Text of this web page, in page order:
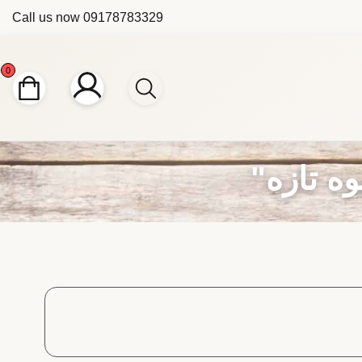
Call us now 09178783329
0
تازه"